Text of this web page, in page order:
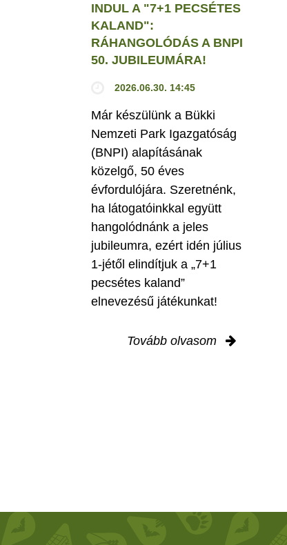
INDUL A "7+1 PECSÉTES
KALAND":
RÁHANGOLÓDÁS A BNPI
50. JUBILEUMÁRA!
2026.06.30. 14:45
Már készülünk a Bükki
Nemzeti Park Igazgatóság
(BNPI) alapításának
közelgő, 50 éves
évfordulójára. Szeretnénk,
ha látogatóinkkal együtt
hangolódnánk a jeles
jubileumra, ezért idén július
1-jétől elindítjuk a „7+1
pecsétes kaland”
elnevezésű játékunkat!
Tovább olvasom